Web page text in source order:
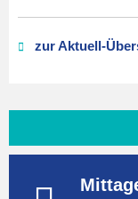
zur Aktuell-